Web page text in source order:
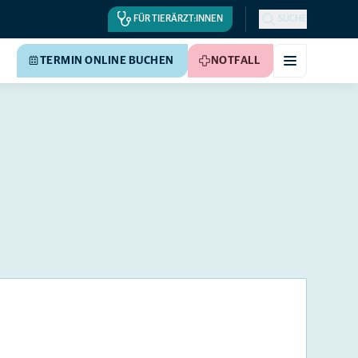
FÜR TIERÄRZT:INNEN SUCHE
TERMIN ONLINE BUCHEN NOTFALL